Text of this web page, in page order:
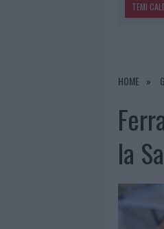
TEMI
8
HOME
la